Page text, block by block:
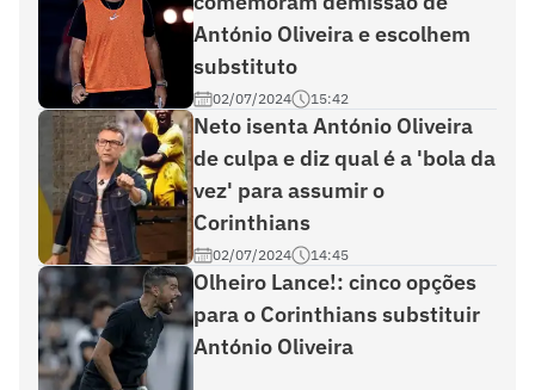
António Oliveira e escolhem
substituto
02/07/2024 15:42
Neto isenta António Oliveira
de culpa e diz qual é a 'bola da
vez' para assumir o
Corinthians
02/07/2024 14:45
Olheiro Lance!: cinco opções
para o Corinthians substituir
António Oliveira